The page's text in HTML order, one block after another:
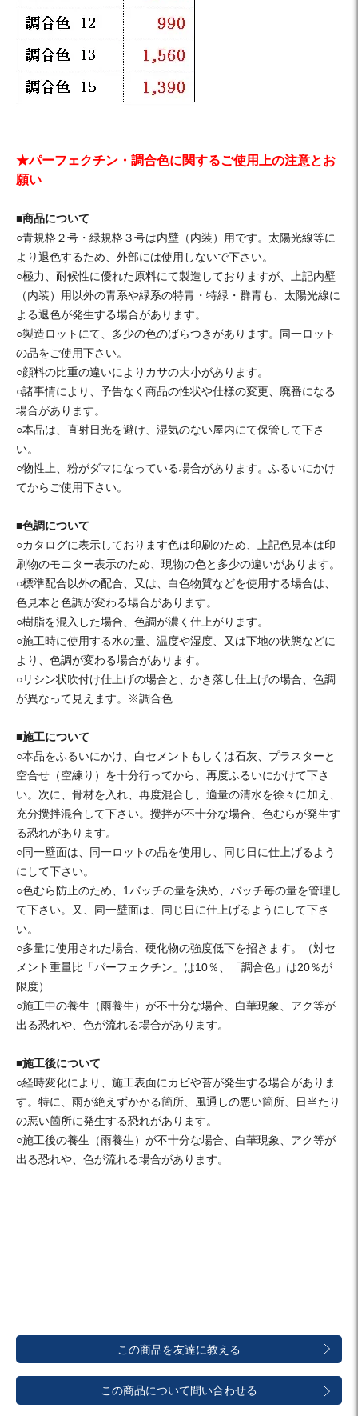
★パーフェクチン・調合色に関するご使用上の注意とお
願い
■商品について
○青規格２号・緑規格３号は内壁（内装）用です。太陽光線等に
より退色するため、外部には使用しないで下さい。
○極力、耐候性に優れた原料にて製造しておりますが、上記内壁
（内装）用以外の青系や緑系の特青・特緑・群青も、太陽光線に
よる退色が発生する場合があります。
○製造ロットにて、多少の色のばらつきがあります。同一ロット
の品をご使用下さい。
○顔料の比重の違いによりカサの大小があります。
○諸事情により、予告なく商品の性状や仕様の変更、廃番になる
場合があります。
○本品は、直射日光を避け、湿気のない屋内にて保管して下さ
い。
○物性上、粉がダマになっている場合があります。ふるいにかけ
てからご使用下さい。
■色調について
○カタログに表示しております色は印刷のため、上記色見本は印
刷物のモニター表示のため、現物の色と多少の違いがあります。
○標準配合以外の配合、又は、白色物質などを使用する場合は、
色見本と色調が変わる場合があります。
○樹脂を混入した場合、色調が濃く仕上がります。
○施工時に使用する水の量、温度や湿度、又は下地の状態などに
より、色調が変わる場合があります。
○リシン状吹付け仕上げの場合と、かき落し仕上げの場合、色調
が異なって見えます。※調合色
■施工について
○本品をふるいにかけ、白セメントもしくは石灰、プラスターと
空合せ（空練り）を十分行ってから、再度ふるいにかけて下さ
い。次に、骨材を入れ、再度混合し、適量の清水を徐々に加え、
充分攪拌混合して下さい。攪拌が不十分な場合、色むらが発生す
る恐れがあります。
○同一壁面は、同一ロットの品を使用し、同じ日に仕上げるよう
にして下さい。
○色むら防止のため、1バッチの量を決め、バッチ毎の量を管理し
て下さい。又、同一壁面は、同じ日に仕上げるようにして下さ
い。
○多量に使用された場合、硬化物の強度低下を招きます。（対セ
メント重量比「パーフェクチン」は10％、「調合色」は20％が
限度）
○施工中の養生（雨養生）が不十分な場合、白華現象、アク等が
出る恐れや、色が流れる場合があります。
■施工後について
○経時変化により、施工表面にカビや苔が発生する場合がありま
す。特に、雨が絶えずかかる箇所、風通しの悪い箇所、日当たり
の悪い箇所に発生する恐れがあります。
○施工後の養生（雨養生）が不十分な場合、白華現象、アク等が
出る恐れや、色が流れる場合があります。
この商品を友達に教える
この商品について問い合わせる